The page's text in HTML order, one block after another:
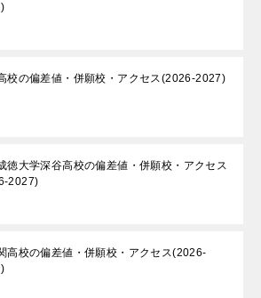
校の偏差値・併願校・アクセス(2026-2027)
徳大学深谷高校の偏差値・併願校・アクセス
2027)
高校の偏差値・併願校・アクセス(2026-